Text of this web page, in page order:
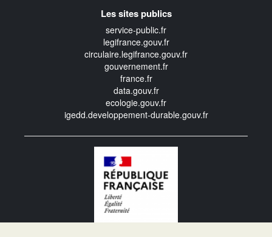
Les sites publics
service-public.fr
legifrance.gouv.fr
circulaire.legifrance.gouv.fr
gouvernement.fr
france.fr
data.gouv.fr
ecologie.gouv.fr
igedd.developpement-durable.gouv.fr